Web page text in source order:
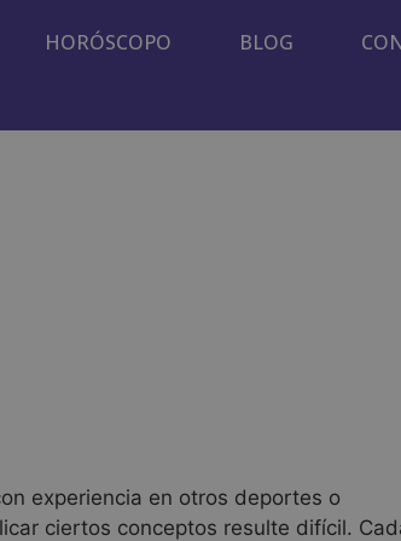
HORÓSCOPO BLOG
experiencia en otros deportes o
ciertos conceptos resulte difícil.